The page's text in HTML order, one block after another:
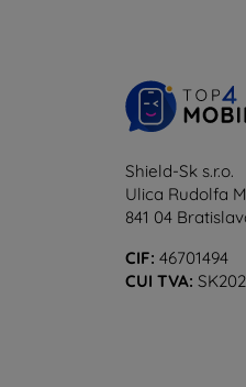
Shield-Sk s.r.o.
Ulica Rudolfa
841 04
CIF: 46701494
CUI TVA: